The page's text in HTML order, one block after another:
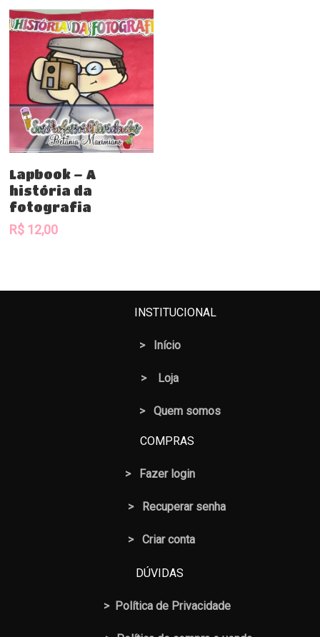
Comprar
Lapbook – A
história da
fotografia
R$ 12,00
INSTITUCIONAL
> Início
> Loja
> Quem somos
COMPRAS
> Fazer login
> Recuperar senha
> Criar conta
DÚVIDAS
> Política de Privacidade